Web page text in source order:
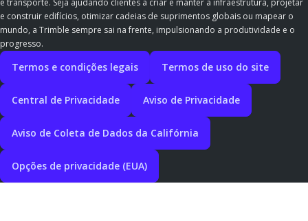
e transporte. Seja ajudando clientes a criar e manter a infraestrutura, projetar
e construir edifícios, otimizar cadeias de suprimentos globais ou mapear o
mundo, a Trimble sempre sai na frente, impulsionando a produtividade e o
progresso.
Termos e condições legais Termos de uso do site
Central de Privacidade Aviso de Privacidade
Aviso de Coleta de Dados da Califórnia
Opções de privacidade (EUA)